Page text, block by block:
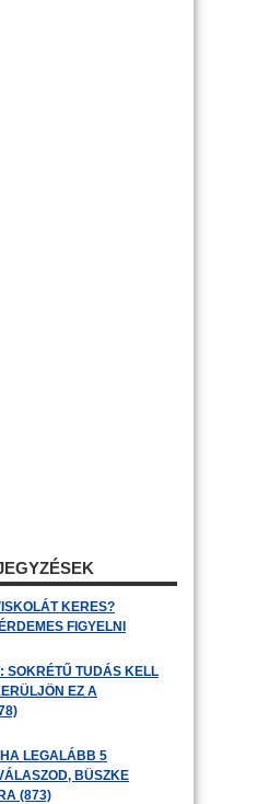
KERES?
FIGYELNI
SOKRÉTŰ TUDÁS KELL
EZ A
LEGALÁBB 5
BÜSZKE
(873)